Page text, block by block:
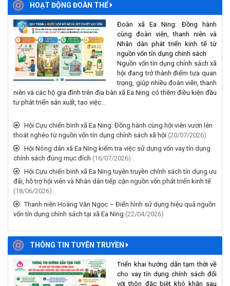
cùng đoàn viên, thanh niên và
Nhân dân phát triển kinh tế từ
nguồn vốn tín dụng chính sách
Nguồn vốn tín dụng chính sách xã
hội đang trở thành điểm tựa quan
trọng, giúp nhiều đoàn viên, thanh
niên và các hộ gia đình trên địa bàn xã Ea Ning có thêm điều kiện đầu
tư phát triển sản xuất, tạo việc...
thoát nghèo từ nguồn vốn tín dụng chính sách xã hội (20/07/2026)
Hội Nông dân xã Ea Ning kiểm tra việc sử dụng vốn vay tín dụng
chính sách đúng mục đích
(16/07/2026)
Hội Cựu chiến binh xã Ea Ning tuyên truyền chính sách tín dụng ưu
đãi, hỗ trợ hội viên và Nhân dân tiếp cận nguồn vốn phát triển kinh tế
(18/06/2026)
Thanh niên Hoàng Văn Ngọc – Điển hình sử dụng hiệu quả nguồn
vốn tín dụng chính sách tại xã Ea Ning (22/04/2026)
THÔNG TIN TUYÊN TRUYỀN
cho vay tín dụng chính sách đối
với thôn đặc biệt khó khăn sau
sắp xếp